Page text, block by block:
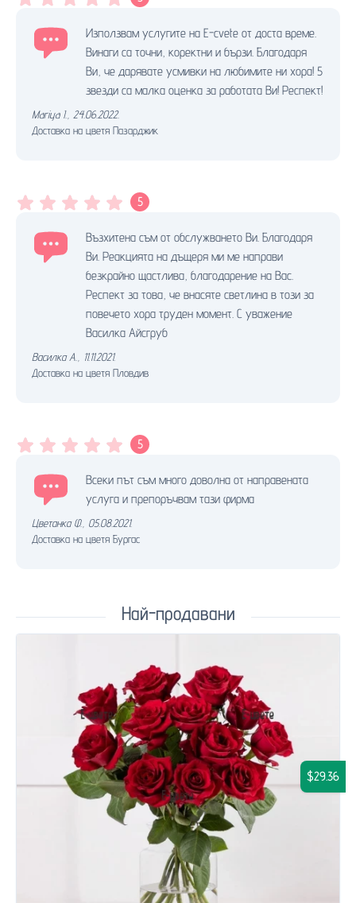
Използвам услугите на E-cvete от доста време.
Винаги са точни, коректни и бързи. Благодаря
Ви, че дарявате усмивки на любимите ни хора! 5
звезди са малка оценка за работата Ви! Респект!
Mariya I. 24.06.2022.
Доставка на цветя Пазарджик
5
Възхитена съм от обслужването Ви. Благодаря
Ви. Реакцията на дъщеря ми ме направи
безкрайно щастлива, благодарение на Вас.
Респект за това, че внасяте светлина в този за
повечето хора труден момент. С уважение
Василка Айсгруб
Василка А.
11.11.2021.
Доставка на цветя Пловдив
5
Всеки път съм много доволна от направената
услуга и препоръчвам тази фирма
Цветанка Ф. 05.08.2021.
Доставка на цветя Бургас
Най-продавани
$29.36